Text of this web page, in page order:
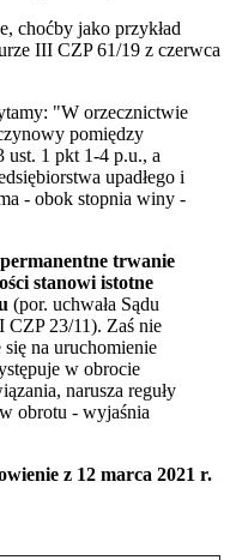
choćby jako przykład
III CZP 61/19 z czerwca
"W orzecznictwie
pomiędzy
1 pkt 1-4 p.u., a
upadłego i
- obok stopnia winy -
permanentne trwanie
stanowi istotne
(por. uchwała Sądu
CZP 23/11). Zaś nie
na uruchomienie
w obrocie
narusza reguły
obrotu - wyjaśnia
z 12 marca 2021 r.